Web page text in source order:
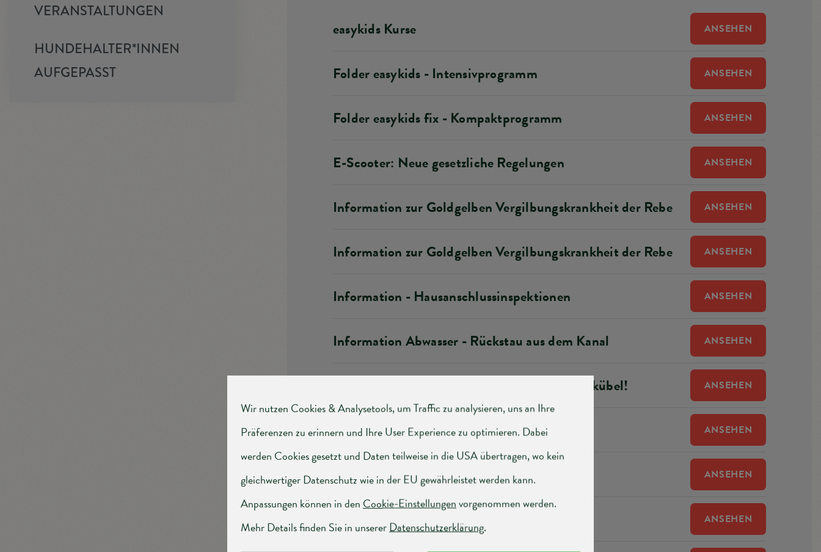
VERANSTALTUNGEN
HUNDEHALTER*INNEN
AUFGEPASST
easykids Kurse ANSEHEN
Folder easykids - Intensivprogramm ANSEHEN
Folder easykids fix - Kompaktprogramm ANSEHEN
E-Scooter: Neue gesetzliche Regelungen ANSEHEN
Information zur Goldgelben Vergilbungskrankheit der Rebe ANSEHEN
Information zur Goldgelben Vergilbungskrankheit der Rebe ANSEHEN
Information - Hausanschlussinspektionen ANSEHEN
Information Abwasser - Rückstau aus dem Kanal ANSEHEN
Information Abwasser - Das WC ist kein Mistkübel! ANSEHEN
Information Abwasser - Fremdwasser ANSEHEN
Information Abwasser - Hauskanal ANSEHEN
Babyplausch ANSEHEN